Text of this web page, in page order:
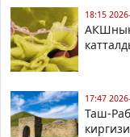
18:15
АКШнын
17:47
Таш-